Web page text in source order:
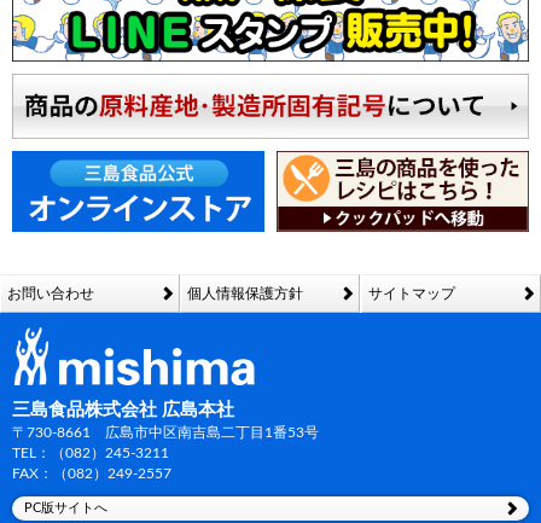
お問い合わせ 個人情報保護方針 サイトマップ
三島食品株式会社 広島本社
〒730-8661 広島市中区南吉島二丁目1番53号
TEL：（082）245-3211
FAX：（082）249-2557
PC版サイトへ